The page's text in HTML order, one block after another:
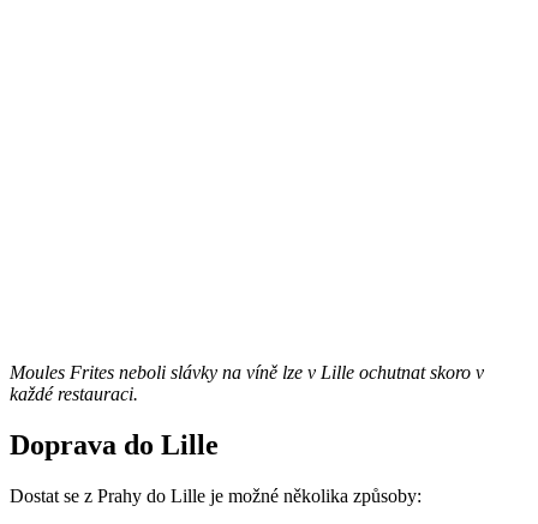
Moules Frites neboli slávky na víně lze v Lille ochutnat skoro v
každé restauraci.
Doprava do Lille
Dostat se z Prahy do Lille je možné několika způsoby: